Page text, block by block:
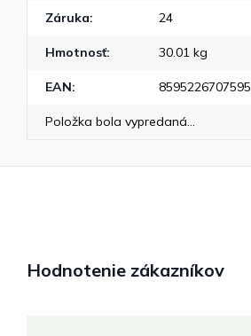
Záruka: 24
Hmotnosť: 30.01 kg
EAN: 8595226707595
Položka bola vypredaná…
Hodnotenie zákazníkov